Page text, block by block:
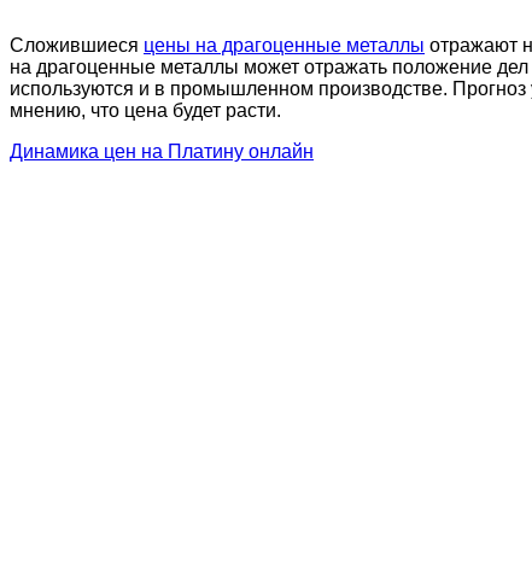
Сложившиеся цены на драгоценные металлы отражают
на драгоценные металлы может отражать положение
используются и в промышленном производстве. Прогноз
мнению, что цена будет расти.
Динамика цен на Платину онлайн